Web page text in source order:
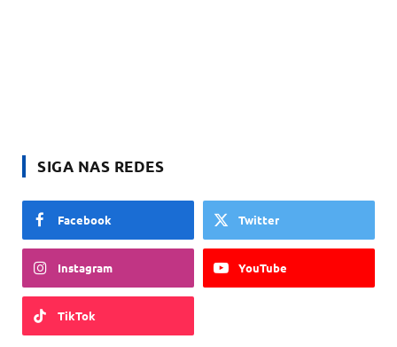
SIGA NAS REDES
Facebook Twitter
Instagram YouTube
TikTok